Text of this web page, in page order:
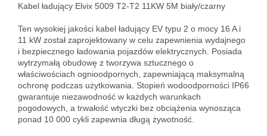
Kabel ładujący Elvix 5009 T2-T2 11KW 5M biały/czarny
Ten wysokiej jakości kabel ładujący EV typu 2 o mocy 16 A i
11 kW został zaprojektowany w celu zapewnienia wydajnego
i bezpiecznego ładowania pojazdów elektrycznych. Posiada
wytrzymałą obudowę z tworzywa sztucznego o
właściwościach ognioodpornych, zapewniającą maksymalną
ochronę podczas użytkowania. Stopień wodoodporności IP66
gwarantuje niezawodność w każdych warunkach
pogodowych, a trwałość wtyczki bez obciążenia wynosząca
ponad 10 000 cykli zapewnia długą żywotność.